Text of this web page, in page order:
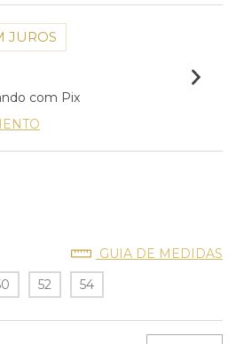
JUROS
com Pix
GUIA DE MEDIDAS
52 54